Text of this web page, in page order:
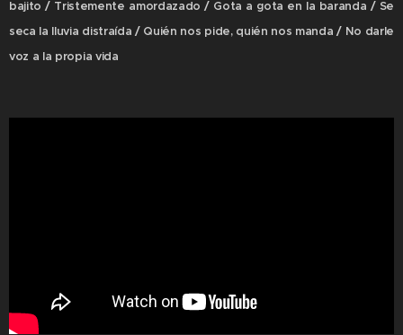
bajito / Tristemente amordazado / Gota a gota en la baranda / Se
seca la lluvia distraída / Quién nos pide, quién nos manda / No darle
voz a la propia vida